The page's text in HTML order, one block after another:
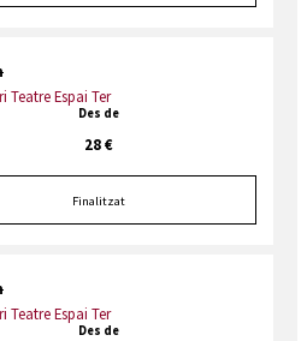
Teatre Espai Ter
Des de
28 €
Finalitzat
Teatre Espai Ter
Des de